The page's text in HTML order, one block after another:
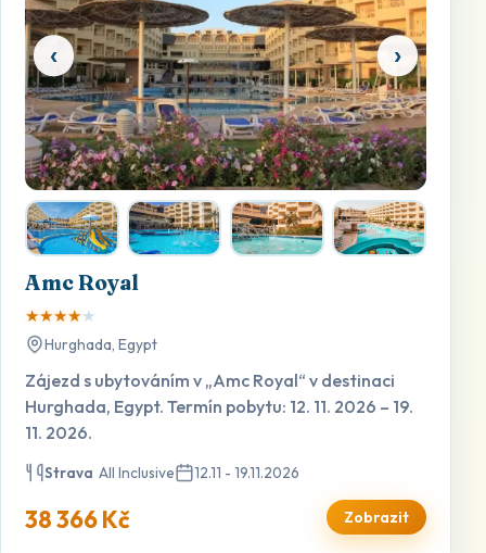
‹ ›
Amc Royal
★★★★★
Hurghada, Egypt
Zájezd s ubytováním v „Amc Royal“ v destinaci
Hurghada, Egypt. Termín pobytu: 12. 11. 2026 – 19.
11. 2026.
Strava All Inclusive 12.11 - 19.11.2026
38 366 Kč Zobrazit